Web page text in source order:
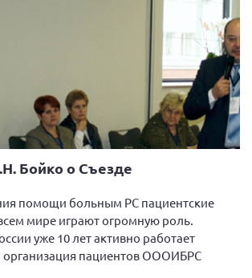
СОРС
ПРИЗМА
СГОРС
Бойко о Съезде
помощи больным РС пациентские
мире играют огромную роль.
уже 10 лет активно работает
организация пациентов ОООИБРС